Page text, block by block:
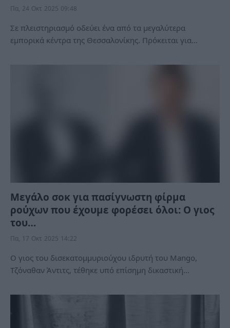
Πα, 24 Οκτ 2025 09:48
Σε πλειστηριασμό οδεύει ένα από τα μεγαλύτερα
εμπορικά κέντρα της Θεσσαλονίκης. Πρόκειται για…
Μεγάλο σοκ για πασίγνωστη φίρμα
ρούχων που έχουμε φορέσει όλοι: Ο γιος
του…
Πα, 17 Οκτ 2025 14:22
Ο γιος του δισεκατομμυριούχου ιδρυτή του Mango,
Τζόναθαν Άντιτς, τέθηκε υπό επίσημη δικαστική…